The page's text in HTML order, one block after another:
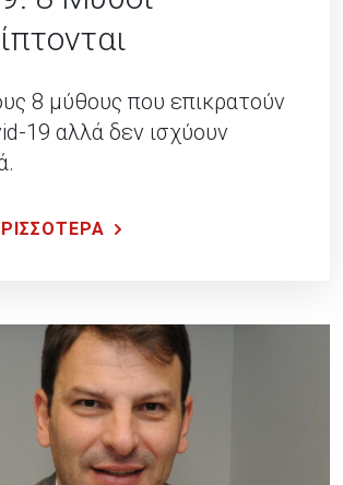
8 μύθους που επικρατούν
19 αλλά δεν ισχύουν